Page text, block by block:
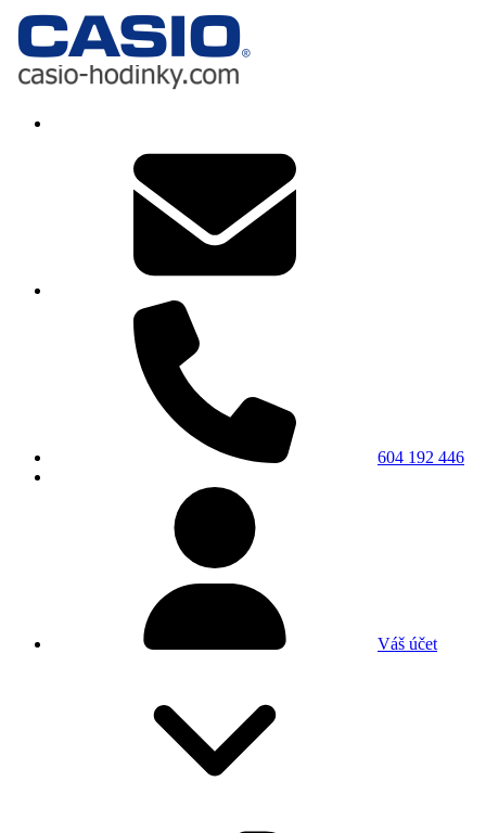
604 192 446
Váš účet